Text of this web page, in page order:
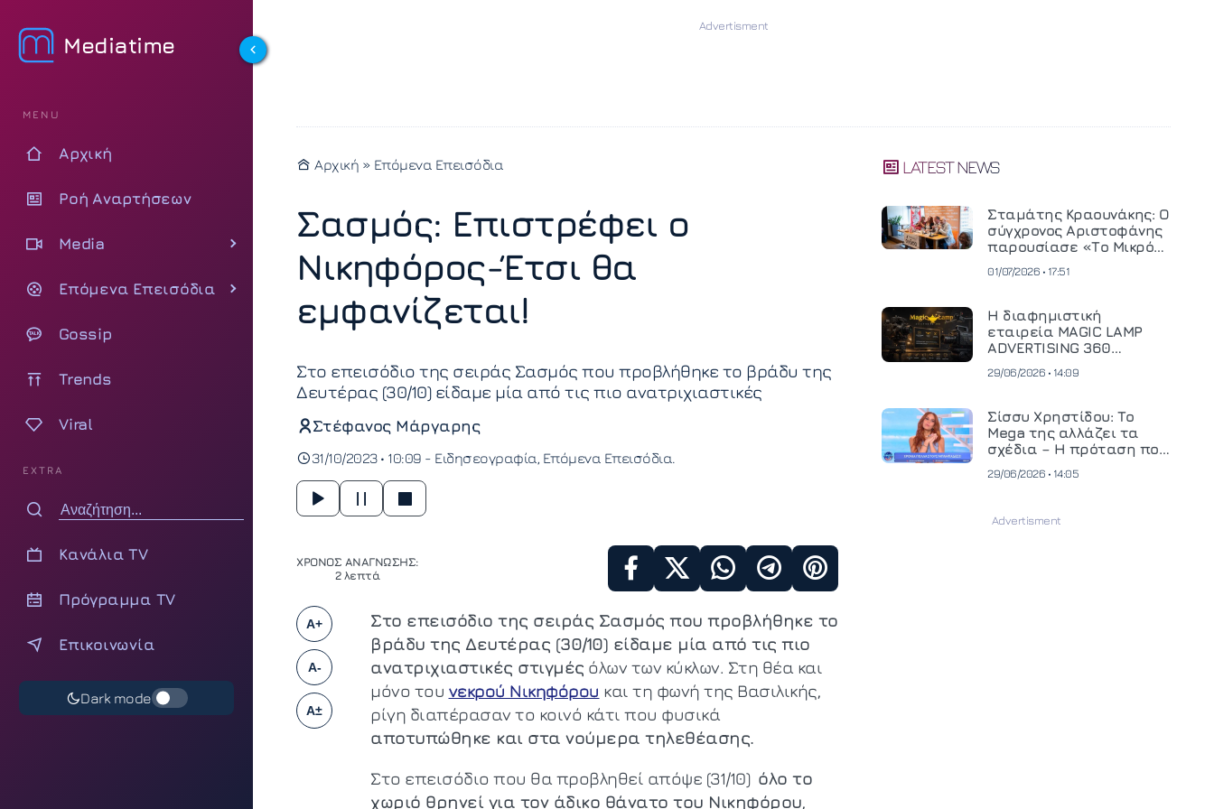
Mediatime
MENU
Αρχική
Ροή Αναρτήσεων
Media
Επόμενα Επεισόδια
Gossip
Trends
Viral
EXTRA
Κανάλια TV
Πρόγραμμα TV
Επικοινωνία
Dark mode
Αρχική » Επόμενα Επεισόδια
Σασμός: Επιστρέφει ο
Νικηφόρος-Έτσι θα
εμφανίζεται!
Στο επεισόδιο της σειράς Σασμός που προβλήθηκε το βράδυ της
Δευτέρας (30/10) είδαμε μία από τις πιο ανατριχιαστικές
Στέφανος Μάργαρης
31/10/2023 • 10:09 - Ειδησεογραφία Επόμενα Επεισόδια
ΧΡΟΝΟΣ ΑΝΑΓΝΩΣΗΣ:
2 λεπτά
A+
A-
A±
Στο επεισόδιο της σειράς Σασμός που προβλήθηκε το
βράδυ της Δευτέρας (30/10) είδαμε μία από τις πιο
ανατριχιαστικές στιγμές όλων των κύκλων. Στη θέα και
μόνο του νεκρού Νικηφόρου και τη φωνή της Βασιλικής,
ρίγη διαπέρασαν το κοινό κάτι που φυσικά
αποτυπώθηκε και στα νούμερα τηλεθέασης.
Στο επεισόδιο που θα προβληθεί απόψε (31/10) όλο το
χωριό θρηνεί για τον άδικο θάνατο του Νικηφόρου,
LATEST NEWS
Σταμάτης Κραουνάκης: Ο
σύγχρονος Αριστοφάνης
παρουσίασε «Το Μικρό
01/07/2026 • 17:51
Η διαφημιστική
εταιρεία MAGIC LAMP
ADVERTISING 360
κινηματογραφική
και ανεβάζει τον πήχη
στην παραγωγή
οπτικοακουστικού
περιεχομένου
29/06/2026 • 14:09
Σίσσυ Χρηστίδου: Το
Mega της αλλάζει τα
σχέδια – Η πρόταση που
29/06/2026 • 14:05